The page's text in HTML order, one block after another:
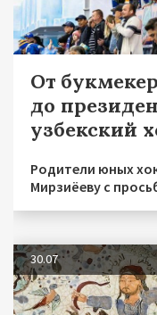
От
до
узбекский
Родители юных
Мирзиёеву с
30.07